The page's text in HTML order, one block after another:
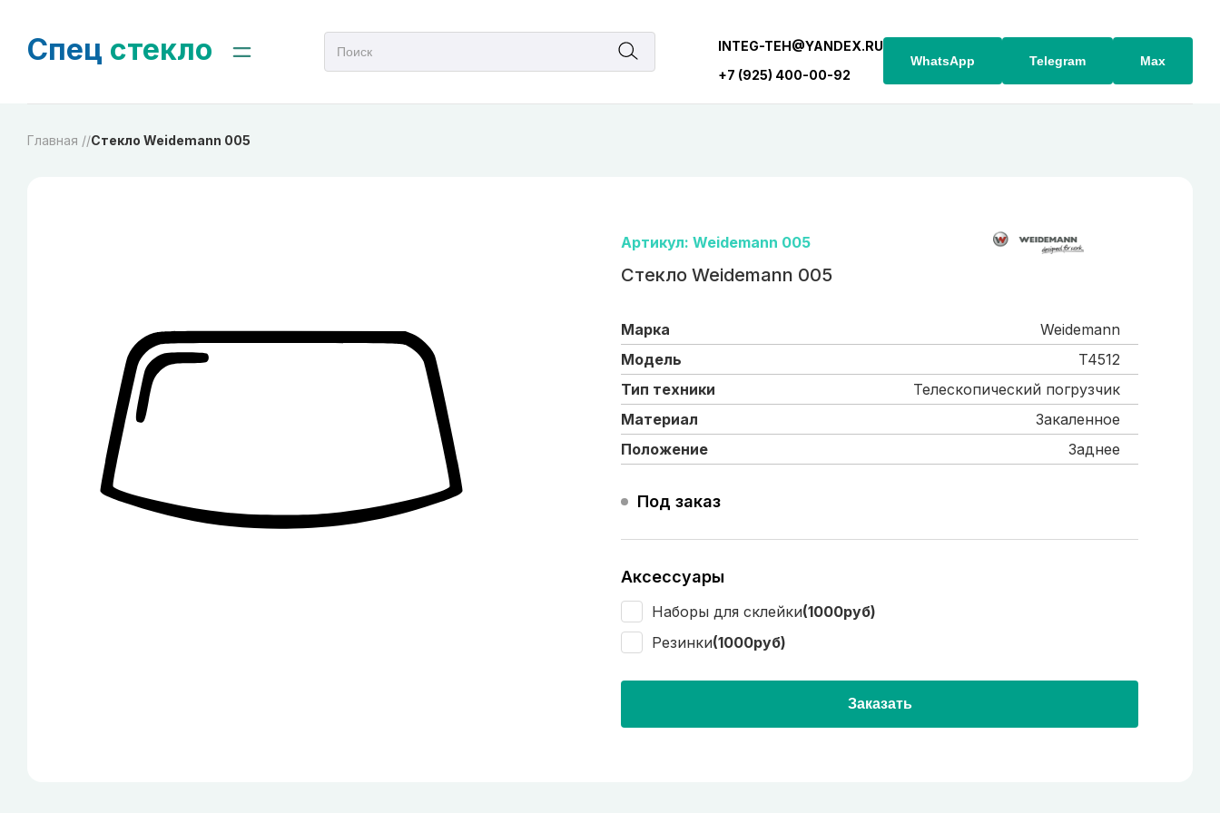
Спец стекло
INTEG-TEH@YANDEX.RU
+7 (925) 400-00-92
WhatsApp Telegram Max
Главная //Стекло Weidemann 005
Артикул: Weidemann 005
Стекло Weidemann 005
Марка
Weidemann
Модель
T4512
Тип техники
Телескопический погрузчик
Материал
Закаленное
Положение
Заднее
Под заказ
Аксессуары
Наборы для склейки(1000руб)
Резинки(1000руб)
Заказать